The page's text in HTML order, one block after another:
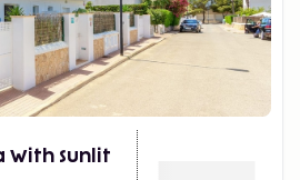
With Sunlit